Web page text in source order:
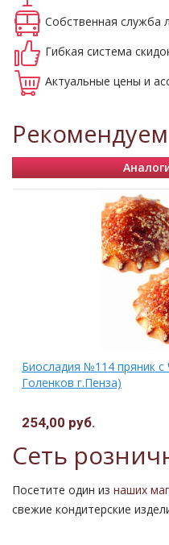
Собственная служба
Гибкая система
Актуальные цены и
Рекомендуем
Биосладия №114 пряник
Голенков г.Пенза)
254,00 руб.
Сеть
Посетите один из наших
свежие кондитерские